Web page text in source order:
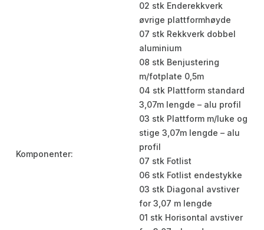
Komponenter:
02 stk Enderekkverk
øvrige plattformhøyde
07 stk Rekkverk dobbel
aluminium
08 stk Benjustering
m/fotplate 0,5m
04 stk Plattform standard
3,07m lengde – alu profil
03 stk Plattform m/luke og
stige 3,07m lengde – alu
profil
07 stk Fotlist
06 stk Fotlist endestykke
03 stk Diagonal avstiver
for 3,07 m lengde
01 stk Horisontal avstiver